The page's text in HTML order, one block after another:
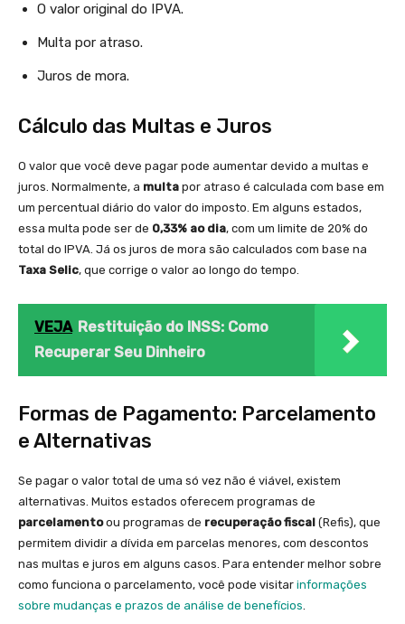
O valor original do IPVA.
Multa por atraso.
Juros de mora.
Cálculo das Multas e Juros
O valor que você deve pagar pode aumentar devido a multas e
juros. Normalmente, a multa por atraso é calculada com base em
um percentual diário do valor do imposto. Em alguns estados,
essa multa pode ser de 0,33% ao dia, com um limite de 20% do
total do IPVA. Já os juros de mora são calculados com base na
Taxa Selic, que corrige o valor ao longo do tempo.
VEJA Restituição do INSS: Como
Recuperar Seu Dinheiro
Formas de Pagamento: Parcelamento
e Alternativas
Se pagar o valor total de uma só vez não é viável, existem
alternativas. Muitos estados oferecem programas de
parcelamentoou programas de recuperação fiscal (Refis), que
permitem dividir a dívida em parcelas menores, com descontos
nas multas e juros em alguns casos. Para entender melhor sobre
como funciona o parcelamento, você pode visitar informações
sobre mudanças e prazos de análise de benefícios.